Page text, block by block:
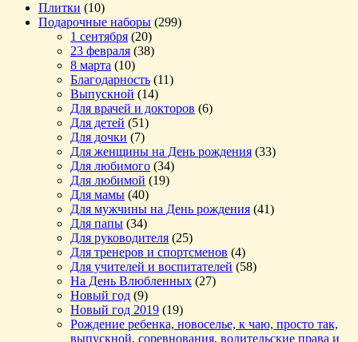
Плитки (10)
Подарочные наборы (299)
1 сентября (20)
23 февраля (38)
8 марта (10)
Благодарность (11)
Выпускной (14)
Для врачей и докторов (6)
Для детей (51)
Для дочки (7)
Для женщины на День рождения (33)
Для любимого (34)
Для любимой (19)
Для мамы (40)
Для мужчины на День рождения (41)
Для папы (34)
Для руководителя (25)
Для тренеров и спортсменов (4)
Для учителей и воспитателей (58)
На День Влюбленных (27)
Новый год (9)
Новый год 2019 (19)
Рождение ребенка, новоселье, к чаю, просто так,
выпускной, соревнования, водительские права и